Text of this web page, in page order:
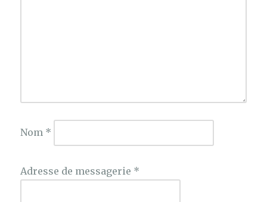
Nom *
Adresse de messagerie *